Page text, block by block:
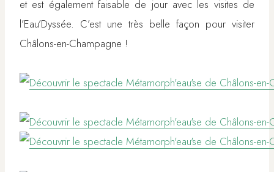
et est également faisable de jour avec les visites de
l’Eau’Dyssée. C’est une très belle façon pour visiter
Châlons-en-Champagne !